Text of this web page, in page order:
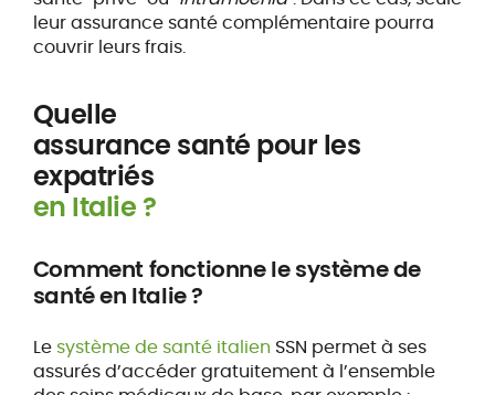
leur assurance santé complémentaire pourra
couvrir leurs frais.
Quelle
assurance santé pour les
expatriés
en Italie ?
Comment fonctionne le système de
santé en Italie ?
Le système de santé italien SSN permet à ses
assurés d’accéder gratuitement à l’ensemble